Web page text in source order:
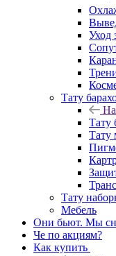
Уход
Тату
Тату
Тату
Тату
Мебель
Они бьют. Мы
Че по акциям?
Как купить